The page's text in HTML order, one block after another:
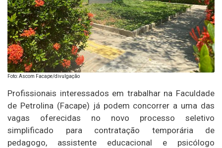
Foto: Ascom Facape/divulgação
Profissionais interessados em trabalhar na Faculdade
de Petrolina (Facape) já podem concorrer a uma das
vagas oferecidas no novo processo seletivo
simplificado para contratação temporária de
pedagogo, assistente educacional e psicólogo